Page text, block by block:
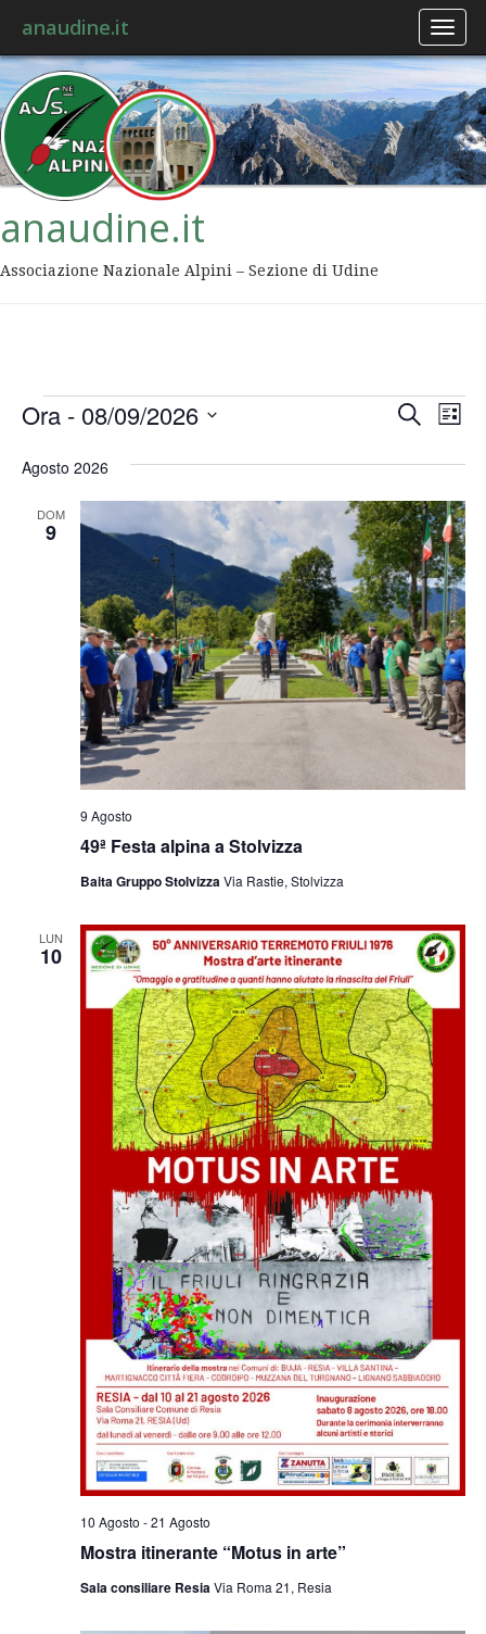
anaudine.it
anaudine.it
Associazione Nazionale Alpini – Sezione di Udine
viste
Cerca
Lista
Ora - 08/09/2026
la
Agosto 2026
DOM
9
49ª Festa alpina a Stolvizza
9 Agosto
Baita Gruppo StolvizzaVia Rastie, Stolvizza
LUN
10
Mostra itinerante “Motus in arte”
10 Agosto -21 Agosto
Sala consiliare ResiaVia Roma 21, Resia